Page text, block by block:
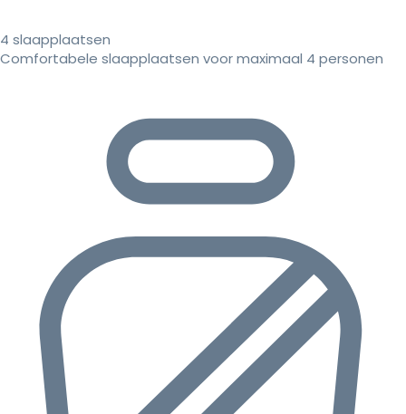
4 slaapplaatsen
Comfortabele slaapplaatsen voor maximaal 4 personen